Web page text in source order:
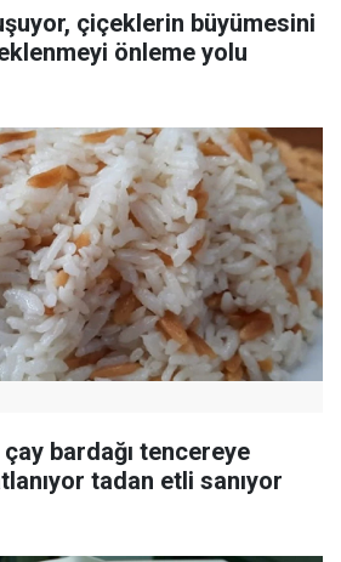
çiçeklerin büyümesini
önleme yolu
bardağı tencereye
tadan etli sanıyor